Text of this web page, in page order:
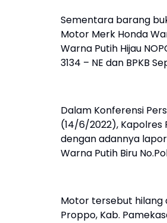
Sementara barang
Motor Merk Honda
Warna Putih Hijau
3134 – NE dan BPKB
Dalam Konferensi
(14/6/2022), Kapolres
dengan adannya
Warna Putih Biru No.Pol
Motor tersebut hilang
Proppo, Kab.